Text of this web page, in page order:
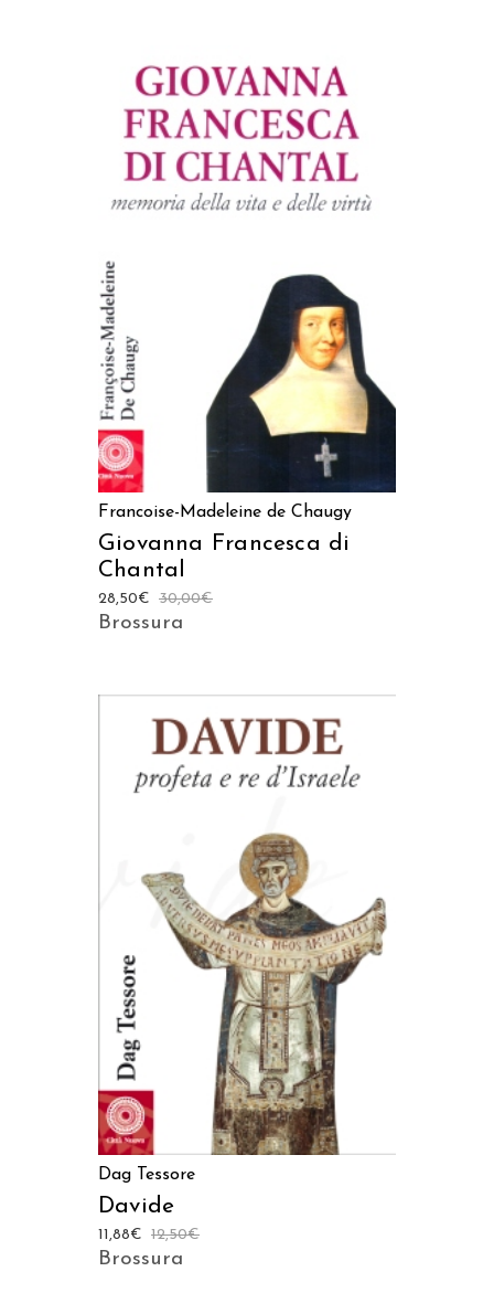
Francoise-Madeleine de Chaugy
Giovanna Francesca di
Chantal
30,00€
28,50€
Brossura
AGGIUNGI AL CARRELLO
Dag Tessore
Davide
12,50€
11,88€
Brossura